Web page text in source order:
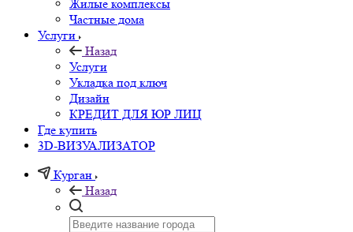
Жилые комплексы
Частные дома
Услуги
Назад
Услуги
Укладка под ключ
Дизайн
КРЕДИТ ДЛЯ ЮР ЛИЦ
Где купить
3D-ВИЗУАЛИЗАТОР
Курган
Назад